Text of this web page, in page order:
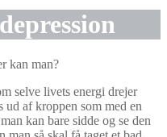
kan man?
selve livets energi drejer
af kroppen som med en
kan bare sidde og se den